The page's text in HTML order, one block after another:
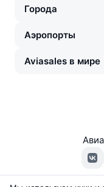
Города
Аэропорты
Aviasales в мире